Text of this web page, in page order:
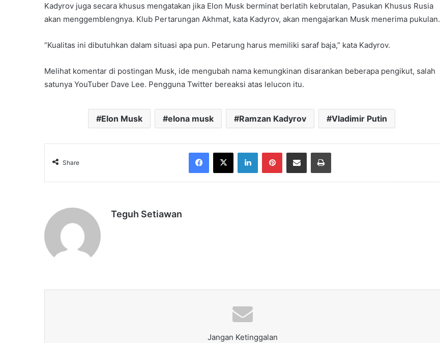
Kadyrov juga secara khusus mengatakan jika Elon Musk berminat berlatih kebrutalan, Pasukan Khusus Rusia
akan menggemblengnya. Klub Pertarungan Akhmat, kata Kadyrov, akan mengajarkan Musk menerima pukulan.
“Kualitas ini dibutuhkan dalam situasi apa pun. Petarung harus memiliki saraf baja,” kata Kadyrov.
Melihat komentar di postingan Musk, ide mengubah nama kemungkinan disarankan beberapa pengikut, salah
satunya YouTuber Dave Lee. Pengguna Twitter bereaksi atas lelucon itu.
Elon Musk elona musk Ramzan Kadyrov Vladimir Putin
Share
Facebook
X LinkedInPinterestShare via Email Print
Teguh Setiawan
Jangan Ketinggalan